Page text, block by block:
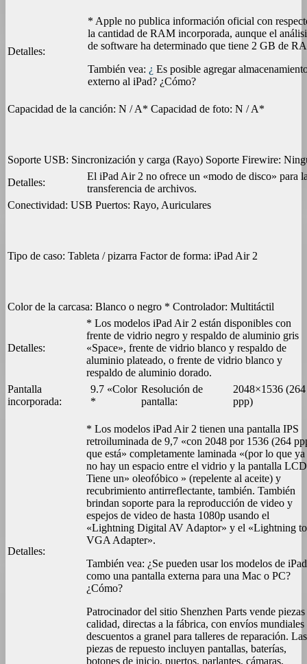
Detalles:
* Apple no publica información oficial con
la cantidad de RAM incorporada, aunque el
de software ha determinado que tiene 2 GB de
También vea: ¿ Es posible agregar
externo al iPad? ¿Cómo?
Capacidad de la canción: N / A* Capacidad de foto: N / A*
Soporte USB: Sincronización y carga (Rayo) Soporte Firewire:
Detalles:
El iPad Air 2 no ofrece un «modo de disco» para
transferencia de archivos.
Conectividad: USB Puertos: Rayo, Auriculares
Tipo de caso: Tableta / pizarra Factor de forma: iPad Air 2
Color de la carcasa: Blanco o negro * Controlador: Multitáctil
Detalles:
* Los modelos iPad Air 2 están disponibles con
frente de vidrio negro y respaldo de aluminio gris
«Space», frente de vidrio blanco y respaldo de
aluminio plateado, o frente de vidrio blanco y
respaldo de aluminio dorado.
Pantalla
incorporada:
9.7 «Color
*
Resolución de
pantalla:
2048×1536 (264
ppp)
Detalles:
* Los modelos iPad Air 2 tienen una pantalla IPS
retroiluminada de 9,7 «con 2048 por 1536 (264
que está» completamente laminada «(por lo que ya
no hay un espacio entre el vidrio y la pantalla
Tiene un» oleofóbico » (repelente al aceite) y
recubrimiento antirreflectante, también. También
brindan soporte para la reproducción de video y
espejos de video de hasta 1080p usando el
«Lightning Digital AV Adaptor» y el «Lightning to
VGA Adapter».
También vea: ¿Se pueden usar los modelos de iPad
como una pantalla externa para una Mac o PC?
¿Cómo?
Patrocinador del sitio Shenzhen Parts vende piezas
calidad, directas a la fábrica, con envíos mundiales
descuentos a granel para talleres de reparación. Las
piezas de repuesto incluyen pantallas, baterías,
botones de inicio, puertos, parlantes, cámaras,